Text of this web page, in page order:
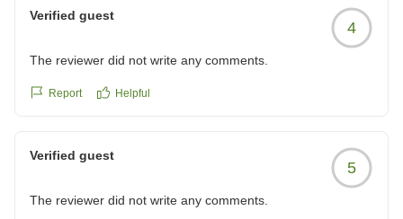
Verified guest
4
The reviewer did not write any comments.
Report Helpful
Verified guest
5
The reviewer did not write any comments.